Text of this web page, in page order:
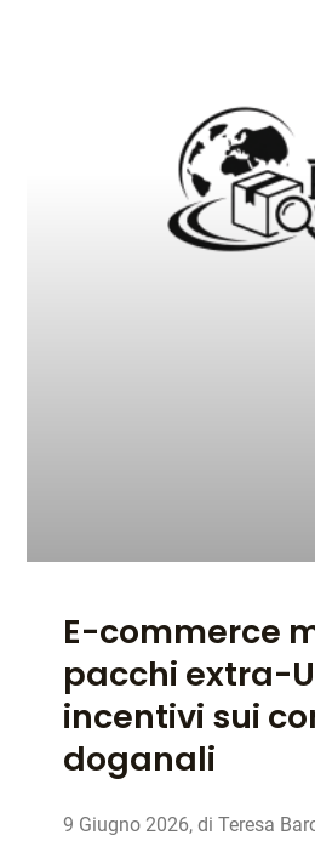
E-commerce
pacchi extra-
incentivi sui
doganali
9 Giugno 2026, di Teresa